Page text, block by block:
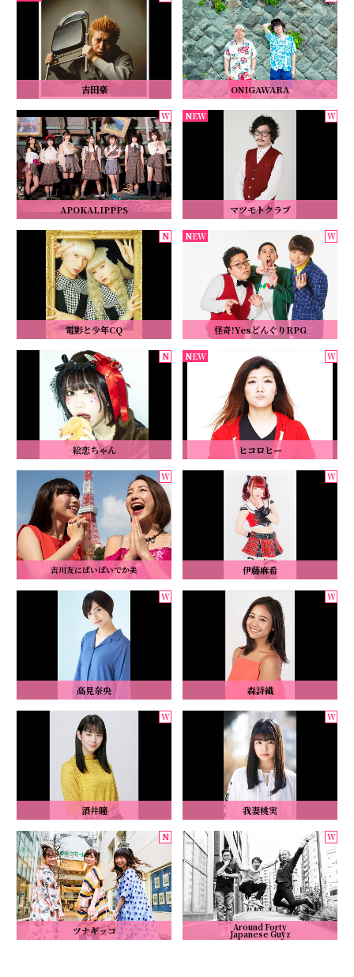
吉田豪 ONIGAWARA
APOKALIPPPS マツモトクラブ
電影と少年CQ 怪奇!YesどんぐりRPG
絵恋ちゃん ヒコロヒー
吉川友にぱいぱいでか美 伊藤麻希
高見奈央 森詩織
酒井瞳 我妻桃実
ツナギッコ Around Forty
Japanese Guyz